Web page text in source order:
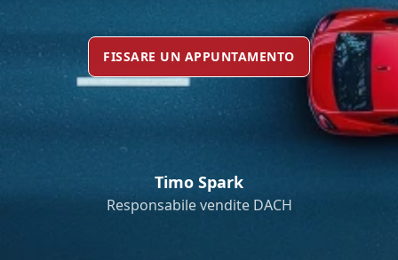
FISSARE UN APPUNTAMENTO
Timo Spark
Responsabile vendite DACH